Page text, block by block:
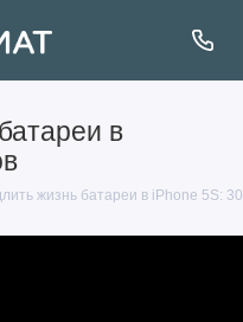
в
жизнь батареи в iPhone 5S: